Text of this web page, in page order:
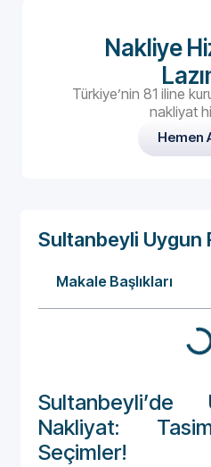
Nakliye
Türkiye’nin 81 iline
nakliyat
Hemen
Sultanbeyli Uygun
Makale Başlıkları
Sultanbeyli’de
Nakliyat:
Seçimler!